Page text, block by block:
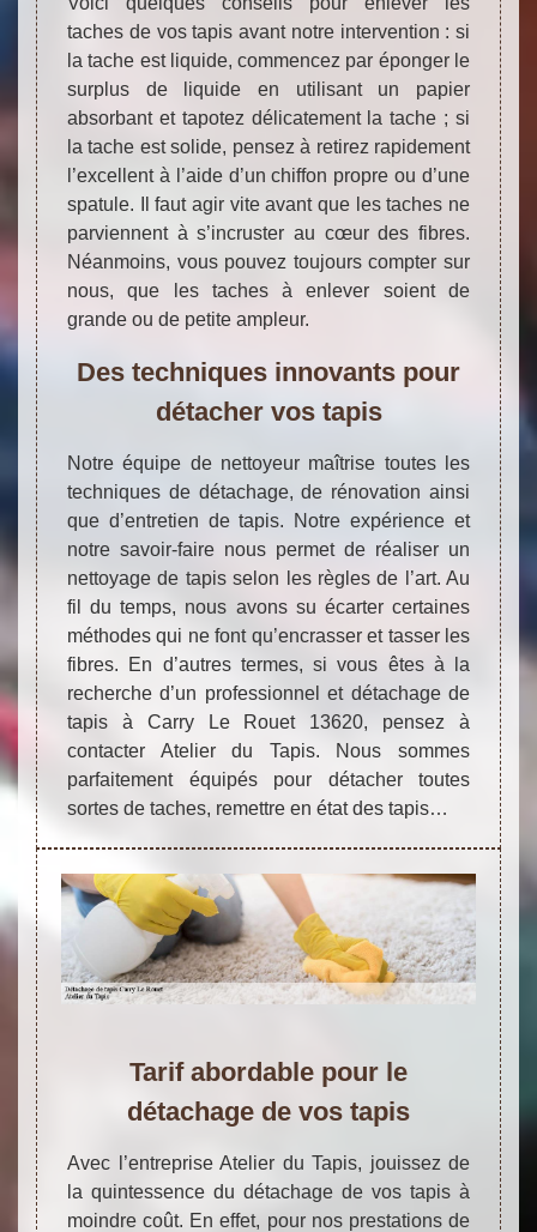
taches de vos tapis avant notre intervention : si
la tache est liquide, commencez par éponger le
surplus de liquide en utilisant un papier
absorbant et tapotez délicatement la tache ; si
la tache est solide, pensez à retirez rapidement
l’excellent à l’aide d’un chiffon propre ou d’une
spatule. Il faut agir vite avant que les taches ne
parviennent à s’incruster au cœur des fibres.
Néanmoins, vous pouvez toujours compter sur
nous, que les taches à enlever soient de
grande ou de petite ampleur.
Des techniques innovants pour
détacher vos tapis
Notre équipe de nettoyeur maîtrise toutes les
techniques de détachage, de rénovation ainsi
que d’entretien de tapis. Notre expérience et
notre savoir-faire nous permet de réaliser un
nettoyage de tapis selon les règles de l’art. Au
fil du temps, nous avons su écarter certaines
méthodes qui ne font qu’encrasser et tasser les
fibres. En d’autres termes, si vous êtes à la
recherche d’un professionnel et détachage de
tapis à Carry Le Rouet 13620, pensez à
contacter Atelier du Tapis. Nous sommes
parfaitement équipés pour détacher toutes
sortes de taches, remettre en état des tapis…
Tarif abordable pour le
détachage de vos tapis
Avec l’entreprise Atelier du Tapis, jouissez de
la quintessence du détachage de vos tapis à
moindre coût. En effet, pour nos prestations de